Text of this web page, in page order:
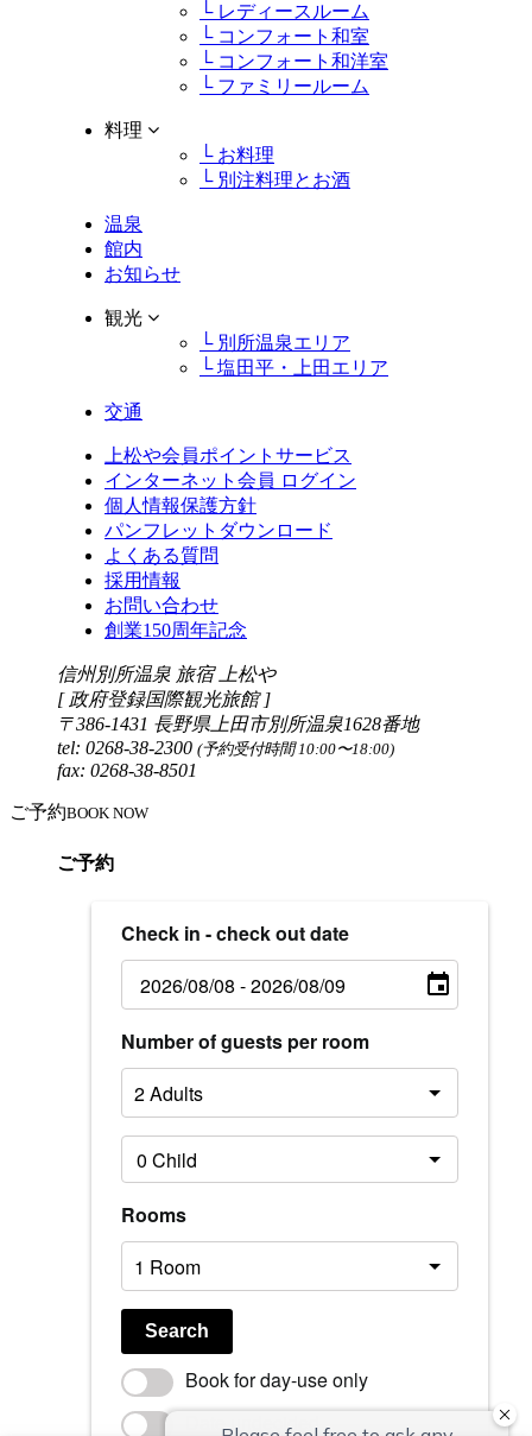
└ レディースルーム
└ コンフォート和室
└ コンフォート和洋室
└ ファミリールーム
料理
└ お料理
└ 別注料理とお酒
温泉
館内
お知らせ
観光
└ 別所温泉エリア
└ 塩田平・上田エリア
交通
上松や会員ポイントサービス
インターネット会員 ログイン
個人情報保護方針
パンフレットダウンロード
よくある質問
採用情報
お問い合わせ
創業150周年記念
信州別所温泉 旅宿 上松や
[ 政府登録国際観光旅館 ]
〒386-1431 長野県上田市別所温泉1628番地
tel: 0268-38-2300 (予約受付時間 10:00〜18:00)
fax: 0268-38-8501
ご予約BOOK NOW
ご予約
Check in - check out date
Number of guests per room
Rooms
Search
Book for day-use only
Date undecided